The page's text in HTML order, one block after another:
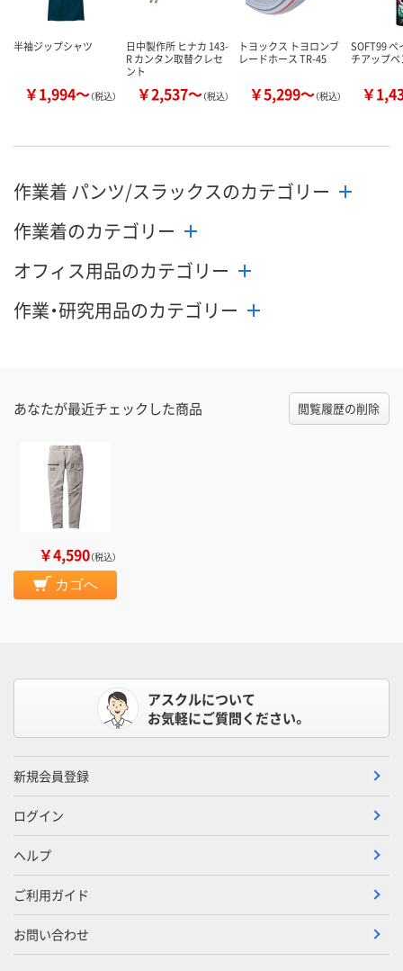
半袖ジップシャツ
￥1,994～（税込）
日中製作所 ヒナカ 143-
R カンタン取替クレセ
ント
￥2,537～（税込）
トヨックス トヨロンブ
レードホース TR-45
￥5,299～（税込）
SOFT99 ペ
チアップペ
￥
作業着 パンツ/スラックスのカテゴリー
作業着のカテゴリー
オフィス用品のカテゴリー
作業・研究用品のカテゴリー
あなたが最近チェックした商品 閲覧履歴の削除
￥4,590（税込）
カゴへ
アスクルについて
お気軽にご質問ください。
新規会員登録
ログイン
ヘルプ
ご利用ガイド
お問い合わせ